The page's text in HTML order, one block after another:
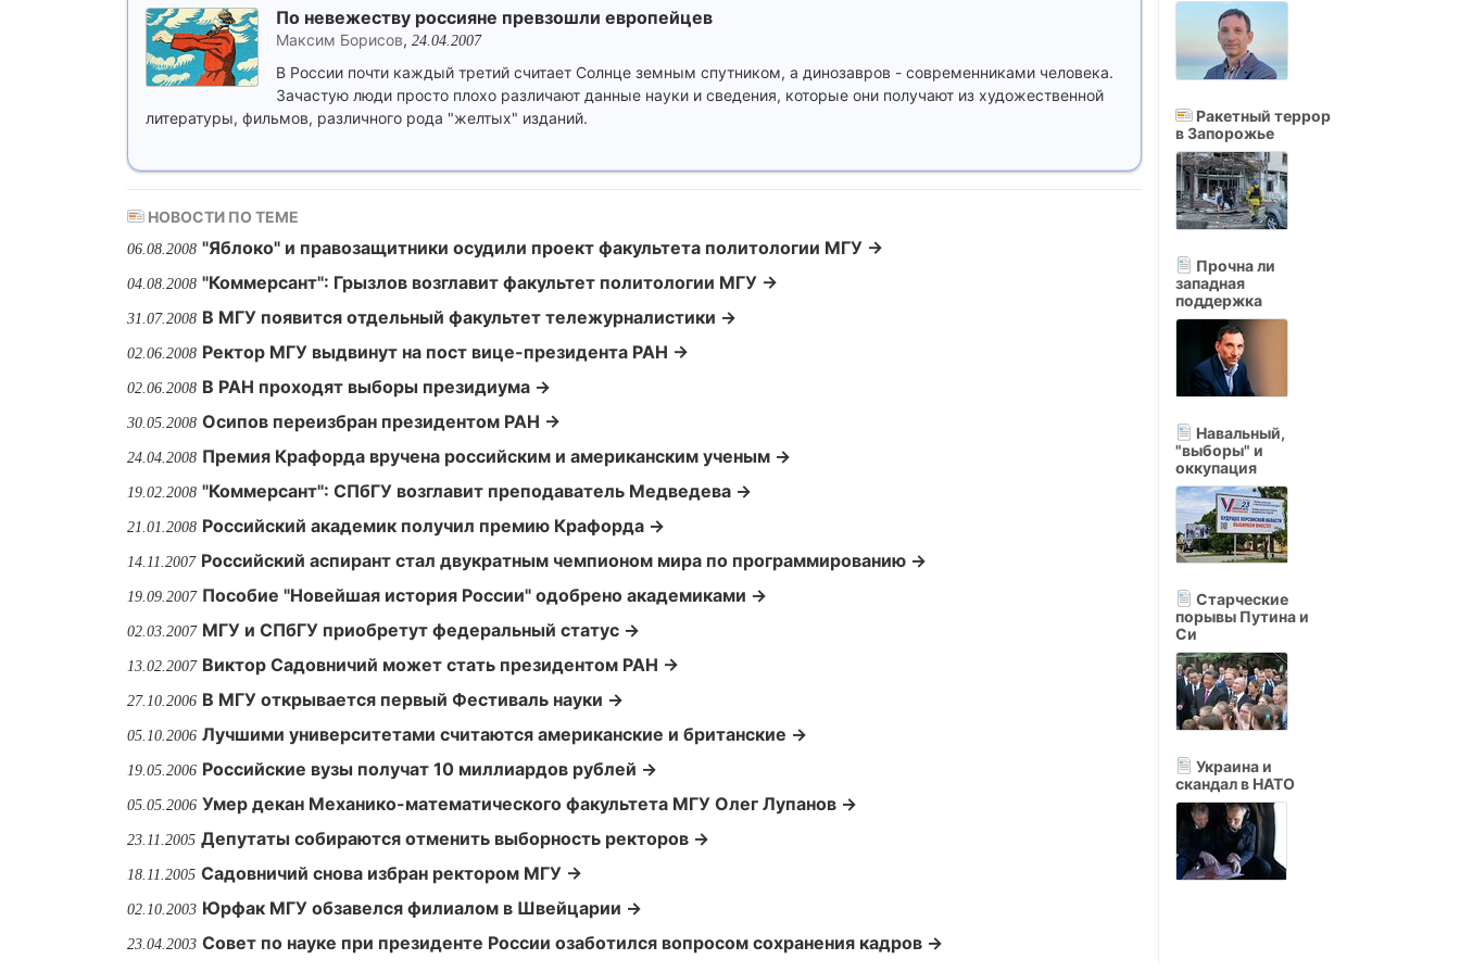
По невежеству россияне превзошли европейцев
Максим Борисов, 24.04.2007
В России почти каждый третий считает Солнце земным спутником, а динозавров - современниками человека.
Зачастую люди просто плохо различают данные науки и сведения, которые они получают из художественной
литературы, фильмов, различного рода "желтых" изданий.
НОВОСТИ ПО ТЕМЕ
06.08.2008 "Яблоко" и правозащитники осудили проект факультета политологии МГУ →
04.08.2008 "Коммерсант": Грызлов возглавит факультет политологии МГУ →
31.07.2008 В МГУ появится отдельный факультет тележурналистики →
02.06.2008 Ректор МГУ выдвинут на пост вице-президента РАН →
02.06.2008 В РАН проходят выборы президиума →
30.05.2008 Осипов переизбран президентом РАН →
24.04.2008 Премия Крафорда вручена российским и американским ученым →
19.02.2008 "Коммерсант": СПбГУ возглавит преподаватель Медведева →
21.01.2008 Российский академик получил премию Крафорда →
14.11.2007 Российский аспирант стал двукратным чемпионом мира по программированию →
19.09.2007 Пособие "Новейшая история России" одобрено академиками →
02.03.2007 МГУ и СПбГУ приобретут федеральный статус →
13.02.2007 Виктор Садовничий может стать президентом РАН →
27.10.2006 В МГУ открывается первый Фестиваль науки →
05.10.2006 Лучшими университетами считаются американские и британские →
19.05.2006 Российские вузы получат 10 миллиардов рублей →
05.05.2006 Умер декан Механико-математического факультета МГУ Олег Лупанов →
23.11.2005 Депутаты собираются отменить выборность ректоров →
18.11.2005 Садовничий снова избран ректором МГУ →
02.10.2003 Юрфак МГУ обзавелся филиалом в Швейцарии →
23.04.2003 Совет по науке при президенте России озаботился вопросом сохранения кадров →
Ракетный террор
в Запорожье
Прочна ли
западная
поддержка
Навальный,
"выборы" и
оккупация
Старческие
порывы Путина и
Си
Украина и
скандал в НАТО